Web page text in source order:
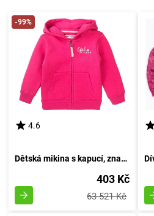
-99%
4.6
Dětská mikina s kapucí, značky Minoti, 8GZTHRU 4, růžová - velikost 80/86 | pro věk 12-18 měsíců
403 Kč
63 521 Kč